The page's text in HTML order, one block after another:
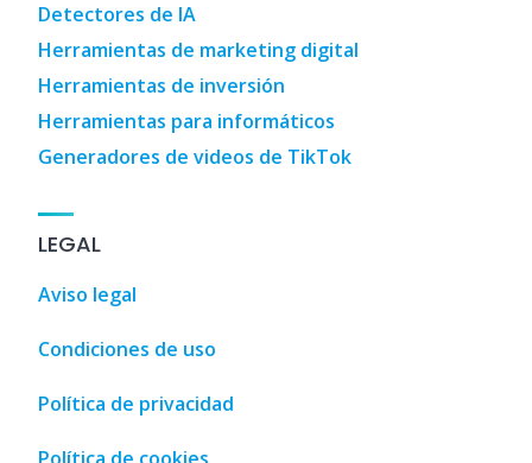
Detectores de IA
Herramientas de marketing digital
Herramientas de inversión
Herramientas para informáticos
Generadores de videos de TikTok
LEGAL
Aviso legal
Condiciones de uso
Política de privacidad